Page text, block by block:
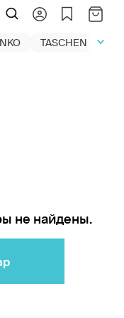
TASCHEN
не найдены.